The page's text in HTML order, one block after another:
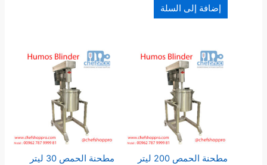
إضافة إلى السلة
مطحنة الحمص 200 ليتر
مطحنة الحمص 30 ليتر